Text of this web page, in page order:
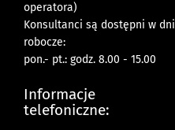
operatora)
Konsultanci są dostępni w dni
robocze:
pon.- pt.: godz. 8.00 - 15.00
Informacje
telefoniczne: